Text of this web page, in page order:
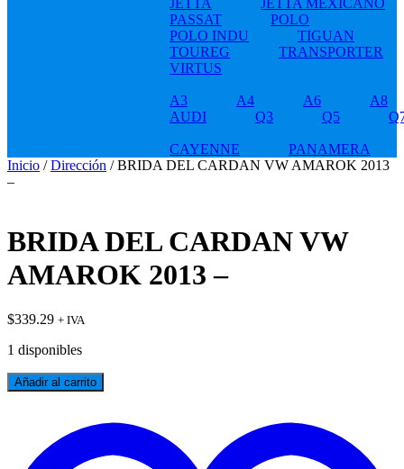
JETTA
JETTA MEXICANO
PASSAT
POLO
POLO INDU
TIGUAN
TOUREG
TRANSPORTER
VIRTUS
A3 A4 A6
A8
AUDI
Q3 Q5
CAYENNE
PANAMERA
Inicio /Dirección / BRIDA DEL CARDAN VW AMAROK 2013
–
BRIDA DEL CARDAN VW
AMAROK 2013 –
$339.29 + IVA
1 disponibles
BRIDA
DEL
AMAROK
2013
Añadir al carrito